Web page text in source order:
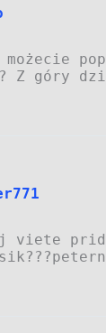
możecie
Z góry
viete